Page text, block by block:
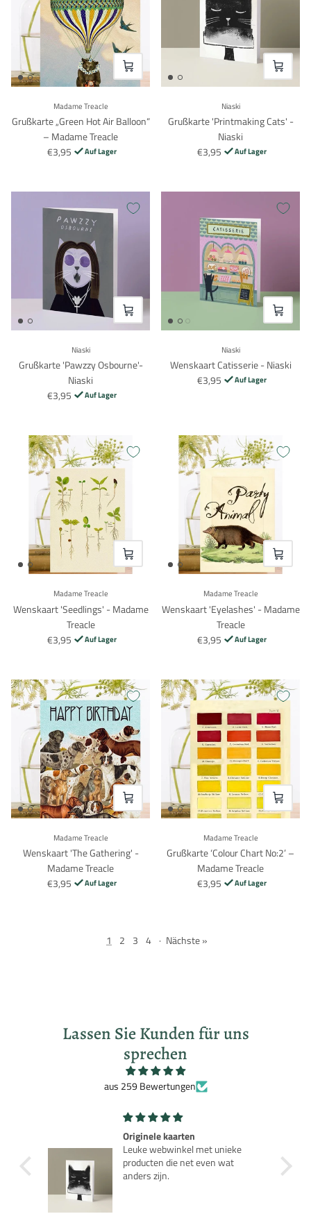
VOEG TOE
Madame Treacle
Grußkarte „Green Hot Air Balloon“
– Madame Treacle
€3,95
Auf Lager
VOEG TOE
Niaski
Grußkarte 'Printmaking Cats' -
Niaski
€3,95
Auf Lager
VOEG TOE
Niaski
Grußkarte 'Pawzzy Osbourne'-
Niaski
€3,95
Auf Lager
VOEG TOE
Niaski
Wenskaart Catisserie - Niaski
€3,95
Auf Lager
VOEG TOE
Madame Treacle
Wenskaart 'Seedlings' - Madame
Treacle
€3,95
Auf Lager
VOEG TOE
Madame Treacle
Wenskaart 'Eyelashes' - Madame
Treacle
€3,95
Auf Lager
VOEG TOE
Madame Treacle
Wenskaart 'The Gathering' -
Madame Treacle
€3,95
Auf Lager
VOEG TOE
Madame Treacle
Grußkarte ‘Colour Chart No:2’ –
Madame Treacle
€3,95
Auf Lager
1 2 3 4 · Nächste »
Lassen Sie Kunden für uns
sprechen
aus 259 Bewertungen
Robot Robby Planet
Leuk nostalgisch model als je de
jaren 50 film kent.
Anmeldung erforderlich
Melden Sie sich bei Ihrem Konto an, um Produkte zu Ihrer
Wunschliste hinzuzufügen und Ihre zuvor gespeicherten
Artikel anzuzeigen.